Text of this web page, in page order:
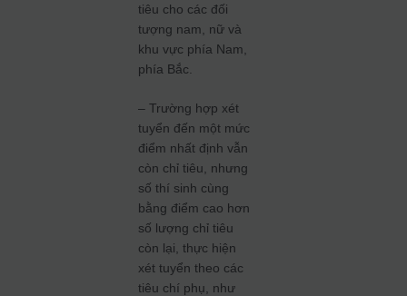
tiêu cho các đối
tượng nam, nữ và
khu vực phía Nam,
phía Bắc.
– Trường hợp xét
tuyển đến một mức
điểm nhất định vẫn
còn chỉ tiêu, nhưng
số thí sinh cùng
bằng điểm cao hơn
số lượng chỉ tiêu
còn lại, thực hiện
xét tuyển theo các
tiêu chí phụ, như